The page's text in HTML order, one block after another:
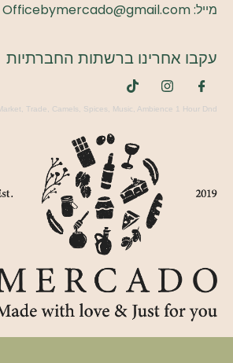
מייל: Officebymercado@gmail.com
עקבו אחרינו ברשתות החברתיות
Trade, Camels, Spices, Music, Ambience 1 Hour Dnd